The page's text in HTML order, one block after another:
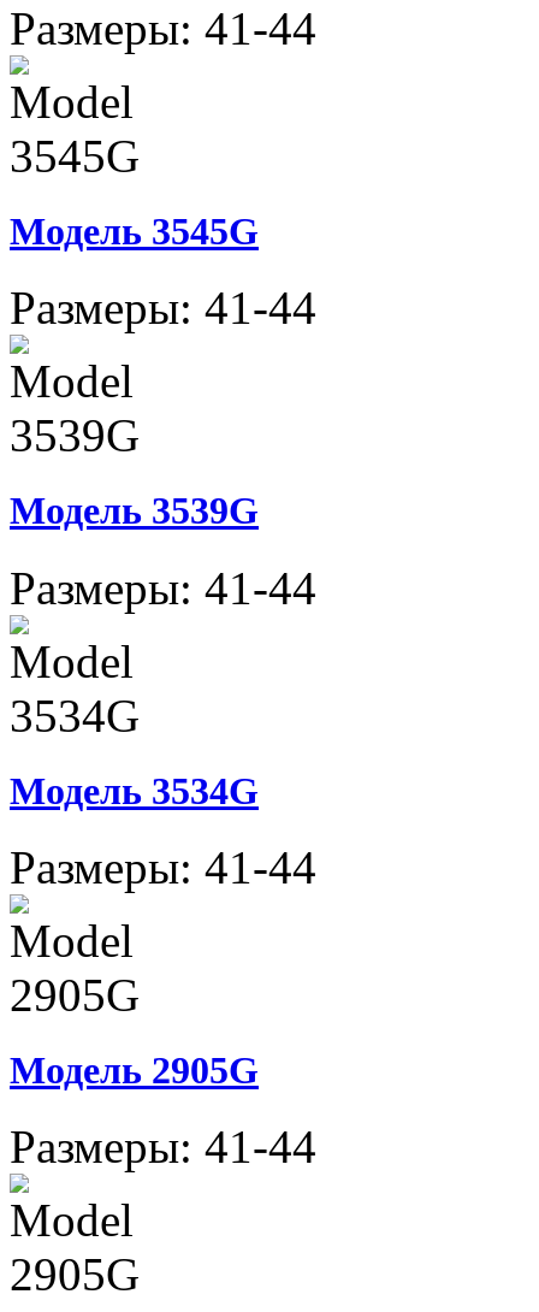
Размеры: 41-44
Модель 3545G
Размеры: 41-44
Модель 3539G
Размеры: 41-44
Модель 3534G
Размеры: 41-44
Модель 2905G
Размеры: 41-44